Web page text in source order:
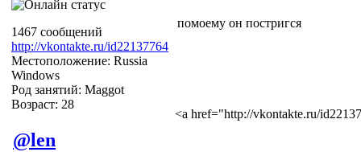
1467 сообщений
http://vkontakte.ru/id22137764
Местоположение: Russia
Windows
Род занятий: Maggot
Возраст: 28
помоему он постригся
<a href="http://vkontakte.ru/
@len